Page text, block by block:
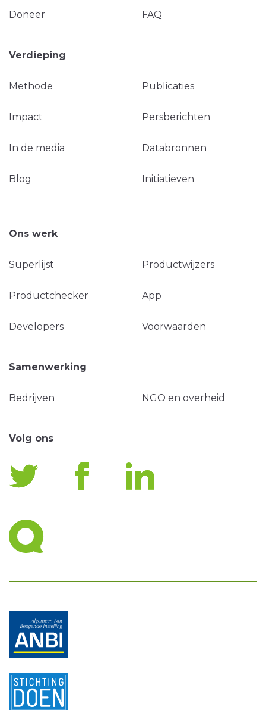
Doneer FAQ
Verdieping
Methode Publicaties
Impact Persberichten
In de media Databronnen
Blog Initiatieven
Ons werk
Superlijst Productwijzers
Productchecker App
Developers Voorwaarden
Samenwerking
Bedrijven NGO en overheid
Volg ons